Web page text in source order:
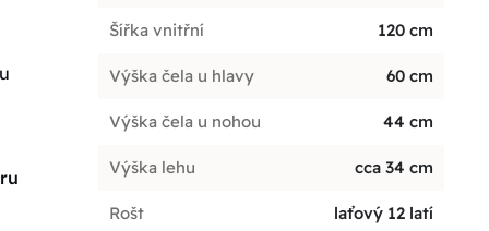
Šířka vnitřní 120 cm
Výška čela u hlavy 60 cm
Výška čela u nohou 44 cm
Výška lehu cca 34 cm
Rošt laťový 12 latí